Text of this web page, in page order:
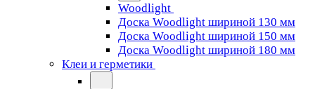
Woodlight
Доска Woodlight шириной 130 мм
Доска Woodlight шириной 150 мм
Доска Woodlight шириной 180 мм
Клеи и герметики